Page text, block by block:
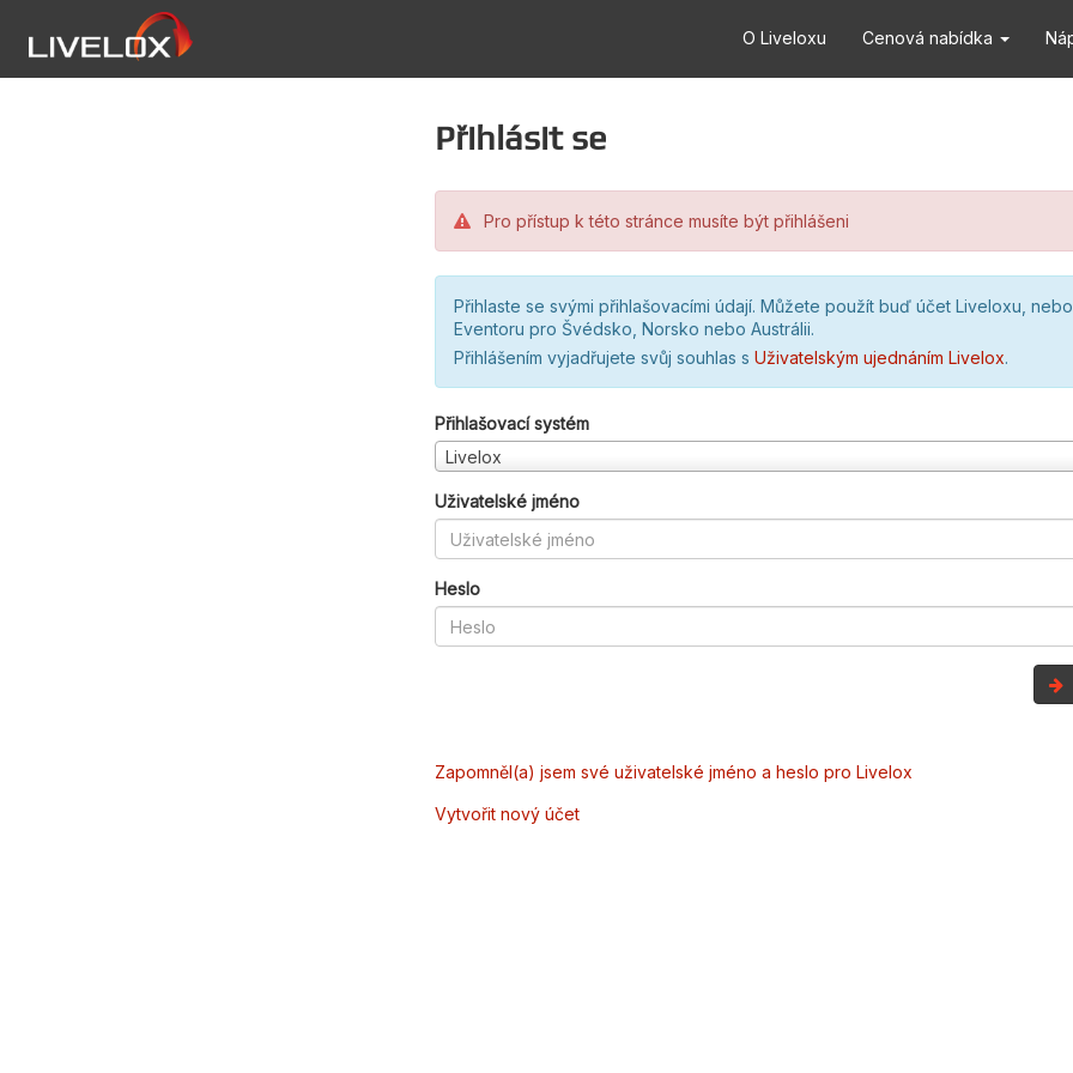
O Liveloxu Cenová nabídka
Přihlásit se
Pro přístup k této stránce musíte být přihlášeni
Přihlaste se svými přihlašovacími údají. Můžete použít buď účet Liveloxu,
Eventoru pro Švédsko, Norsko nebo Austrálii.
Přihlášením vyjadřujete svůj souhlas s Uživatelským ujednáním Livelox.
Přihlašovací systém
Livelox
Uživatelské jméno
Heslo
Zapomněl(a) jsem své uživatelské jméno a heslo pro Livelox
Vytvořit nový účet